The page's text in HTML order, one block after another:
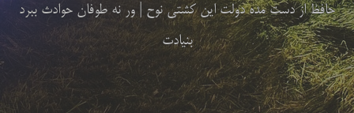
حافظ از دست مده دولت این کشتی نوح | ور نه طوفان حوادث ببرد
بنیادت